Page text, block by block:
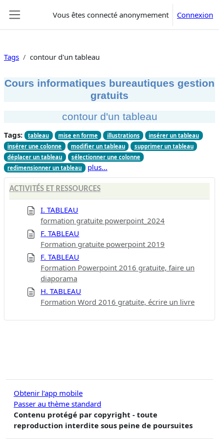
Vous êtes connecté anonymement Connexion
Tags contour d'un tableau
Cours informatiques bureautiques gestion
gratuits
contour d'un tableau
Tags: tableau mise en forme illustrations
insérer un tableau
insérer une colonne
modifier un tableau
supprimer un tableau
déplacer un tableau
sélectionner une colonne
redimensionner un tableau
plus…
ACTIVITÉS ET RESSOURCES
I. TABLEAU
formation gratuite powerpoint_2024
F. TABLEAU
Formation gratuite powerpoint 2019
F. TABLEAU
Formation Powerpoint 2016 gratuite, faire un
diaporama
H. TABLEAU
Formation Word 2016 gratuite, écrire un livre
Obtenir l’app mobile
Passer au thème standard
Contenu protégé par copyright - toute
reproduction interdite sous peine de poursuites